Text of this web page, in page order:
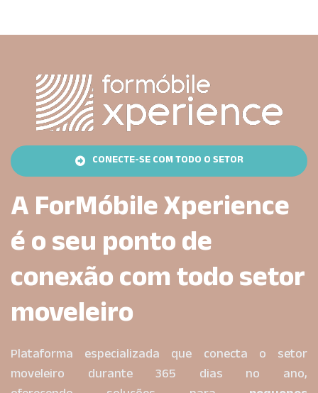
CONECTE-SE COM TODO O SETOR
CONECTE-SE COM TODO O SETOR
(opens in new tab)
A ForMóbile Xperience
é o seu ponto de
conexão com todo setor
moveleiro
Plataforma especializada que conecta o setor
moveleiro durante 365 dias no ano,